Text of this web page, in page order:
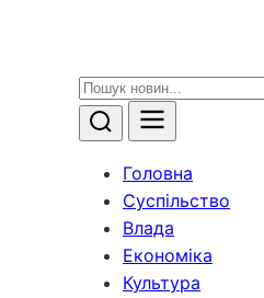
Головна
Суспільство
Влада
Економіка
Культура